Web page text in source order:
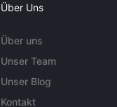
Über Uns
Über uns
Unser Team
Unser Blog
Kontakt